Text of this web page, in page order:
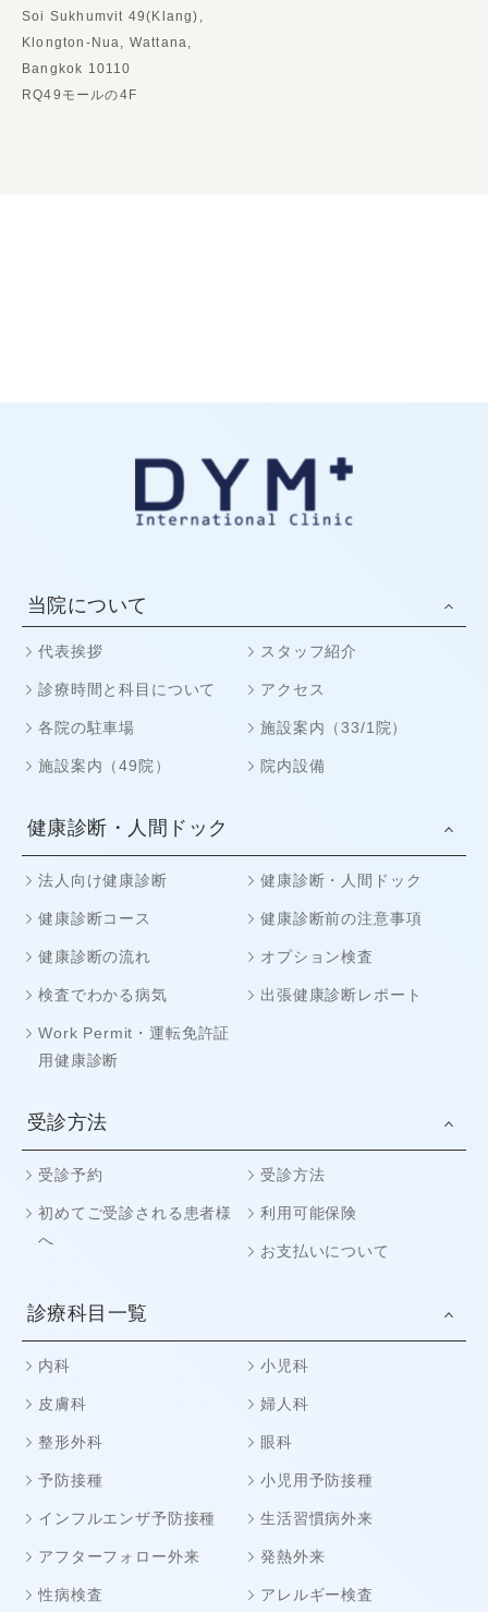
Soi Sukhumvit 49(Klang),
Klongton-Nua, Wattana,
Bangkok 10110
RQ49モールの4F
当院について
代表挨拶 スタッフ紹介
診療時間と科目について アクセス
各院の駐車場 施設案内（33/1院）
施設案内（49院） 院内設備
健康診断・人間ドック
法人向け健康診断 健康診断・人間ドック
健康診断コース 健康診断前の注意事項
健康診断の流れ オプション検査
検査でわかる病気 出張健康診断レポート
Work Permit・運転免許証
用健康診断
受診方法
受診予約 受診方法
初めてご受診される患者様
へ
利用可能保険
お支払いについて
診療科目一覧
内科 小児科
皮膚科 婦人科
整形外科 眼科
予防接種 小児用予防接種
インフルエンザ予防接種 生活習慣病外来
アフターフォロー外来 発熱外来
性病検査 アレルギー検査